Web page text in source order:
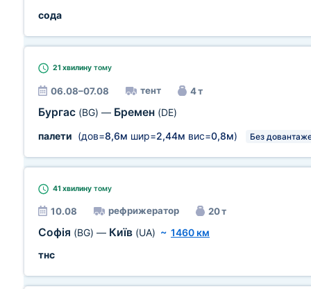
сода
21 хвилину тому
06.08–07.08 тент 4 т
Бургас (BG) — Бремен (DE)
палети (дов=8,6м шир=2,44м вис=0,8м) Без
41 хвилину тому
10.08 рефрижератор 20 т
Софія (BG) — Київ (UA) ~ 1460 км
тнс